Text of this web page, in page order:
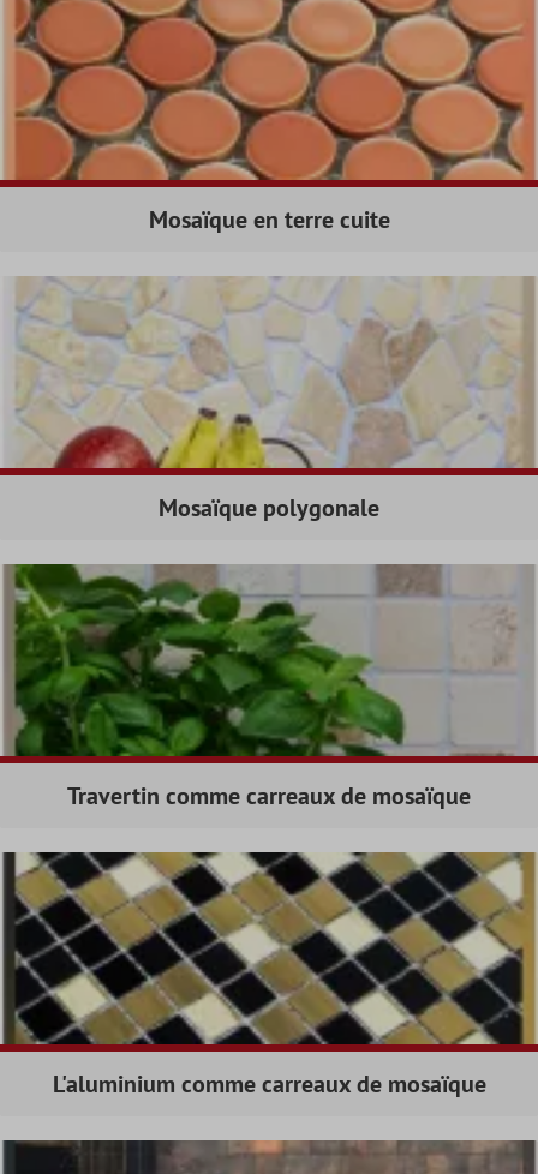
Mosaïque en terre cuite
Mosaïque polygonale
Travertin comme carreaux de mosaïque
L'aluminium comme carreaux de mosaïque